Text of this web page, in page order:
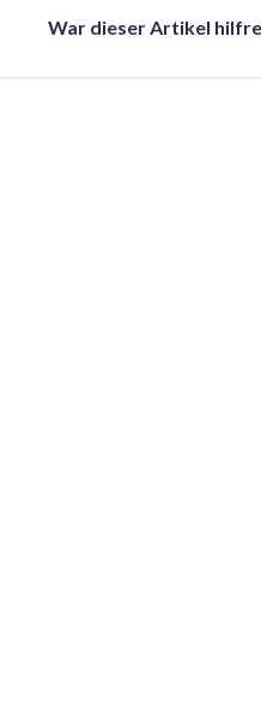
War dieser Artikel